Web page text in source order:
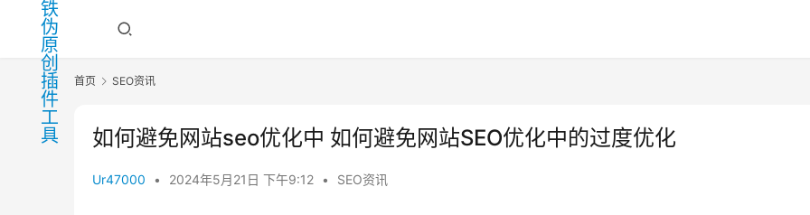
首页 SEO资讯
如何避免网站seo优化中 如何避免网站SEO优化中的过度优化
Ur47000 • 2024年5月21日 下午9:12 • SEO资讯